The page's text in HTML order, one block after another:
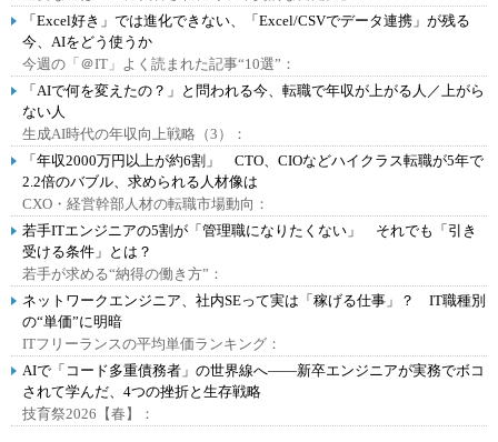
「Excel好き」では進化できない、「Excel/CSVでデータ連携」が残る
今、AIをどう使うか
今週の「＠IT」よく読まれた記事“10選”：
「AIで何を変えたの？」と問われる今、転職で年収が上がる人／上がら
ない人
生成AI時代の年収向上戦略（3）：
「年収2000万円以上が約6割」 CTO、CIOなどハイクラス転職が5年で
2.2倍のバブル、求められる人材像は
CXO・経営幹部人材の転職市場動向：
若手ITエンジニアの5割が「管理職になりたくない」 それでも「引き
受ける条件」とは？
若手が求める“納得の働き方”：
ネットワークエンジニア、社内SEって実は「稼げる仕事」？ IT職種別
の“単価”に明暗
ITフリーランスの平均単価ランキング：
AIで「コード多重債務者」の世界線へ――新卒エンジニアが実務でボコ
されて学んだ、4つの挫折と生存戦略
技育祭2026【春】：